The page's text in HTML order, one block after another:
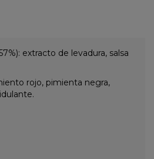
extracto de levadura, salsa
rojo, pimienta negra,